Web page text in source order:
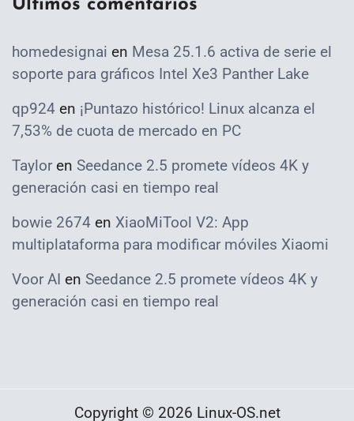
Ultimos comentarios
homedesignai en Mesa 25.1.6 activa de serie el
soporte para gráficos Intel Xe3 Panther Lake
qp924 en ¡Puntazo histórico! Linux alcanza el
7,53% de cuota de mercado en PC
Taylor en Seedance 2.5 promete vídeos 4K y
generación casi en tiempo real
bowie 2674 en XiaoMiTool V2: App
multiplataforma para modificar móviles Xiaomi
Voor AI en Seedance 2.5 promete vídeos 4K y
generación casi en tiempo real
Copyright © 2026 Linux-OS.net